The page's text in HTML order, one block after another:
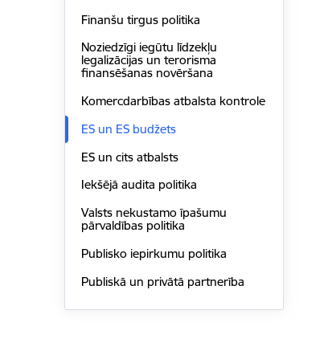
Finanšu tirgus politika
Noziedzīgi iegūtu līdzekļu
legalizācijas un terorisma
finansēšanas novēršana
Komercdarbības atbalsta kontrole
ES un ES budžets
ES un cits atbalsts
Iekšējā audita politika
Valsts nekustamo īpašumu
pārvaldības politika
Publisko iepirkumu politika
Publiskā un privātā partnerība